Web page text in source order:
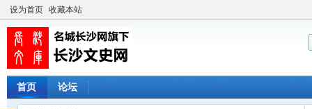
设为首页 收藏本站
首页 论坛